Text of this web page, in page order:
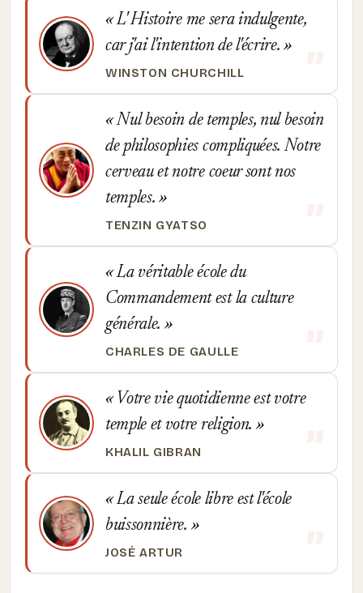
L' Histoire me sera indulgente,
car j'ai l'intention de l'écrire.
WINSTON CHURCHILL
Nul besoin de temples, nul besoin
de philosophies compliquées. Notre
cerveau et notre coeur sont nos
temples.
TENZIN GYATSO
La véritable école du
Commandement est la culture
générale.
CHARLES DE GAULLE
Votre vie quotidienne est votre
temple et votre religion.
KHALIL GIBRAN
La seule école libre est l'école
buissonnière.
JOSÉ ARTUR